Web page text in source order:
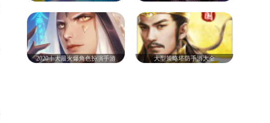
2020十大最火爆角色扮演手游 大型策略塔防手游大全